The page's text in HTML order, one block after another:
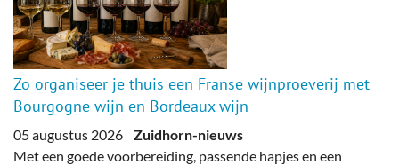
Zo organiseer je thuis een Franse wijnproeverij met
Bourgogne wijn en Bordeaux wijn
05 augustus 2026 Zuidhorn-nieuws
Met een goede voorbereiding, passende hapjes en een